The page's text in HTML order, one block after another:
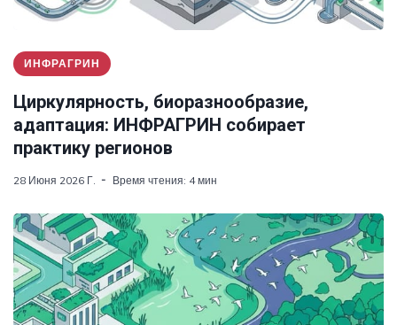
ИНФРАГРИН
Циркулярность, биоразнообразие,
адаптация: ИНФРАГРИН собирает
практику регионов
28 Июня 2026 Г. Время чтения: 4 мин